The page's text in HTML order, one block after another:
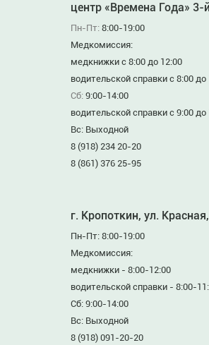
центр «Времена Года» 3-
Пн-Пт: 8:00-19:00
Медкомиссия:
медкнижки с 8:00 до 12:00
водительской справки с 8:00 до
Сб: 9:00-14:00
водительской справки с 9:00 до
Вс: Выходной
8 (918) 234 20-20
8 (861) 376 25-95
г. Кропоткин, ул.
Пн-Пт: 8:00-19:00
Медкомиссия:
медкнижки - 8:00-12:00
водительской справки - 8:00-
Сб: 9:00-14:00
Вс: Выходной
8 (918) 091-20-20